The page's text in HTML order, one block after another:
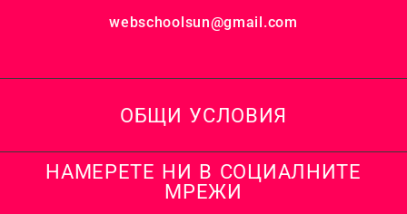
webschoolsun@gmail.com
ОБЩИ УСЛОВИЯ
НАМЕРЕТЕ НИ В СОЦИАЛНИТЕ
МРЕЖИ